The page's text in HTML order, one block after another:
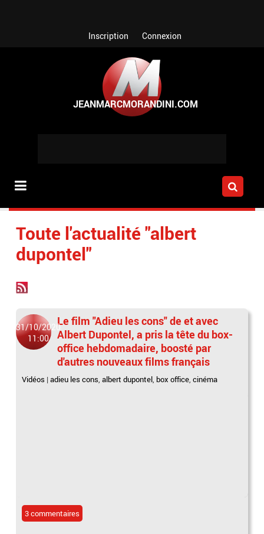
Inscription Connexion
Toute l'actualité "albert
dupontel"
31/10/2020
11:00
Le film "Adieu les cons" de et avec
Albert Dupontel, a pris la tête du box-
office hebdomadaire, boosté par
d'autres nouveaux films français
Vidéos |adieu les cons,albert dupontel, box office,cinéma
3 commentaires